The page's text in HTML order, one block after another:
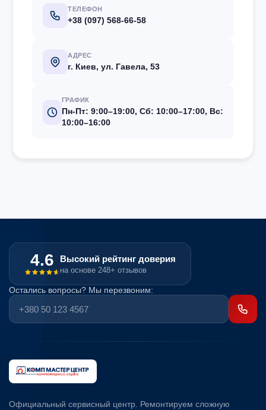
ТЕЛЕФОН
+38 (097) 568-66-58
АДРЕС
г. Киев, ул. Гавела, 53
ГРАФИК
Пн-Пт: 9:00–19:00, Сб: 10:00–17:00, Вс:
10:00–16:00
4.6 Высокий рейтинг доверия
на основе 248+ отзывов
Остались вопросы? Мы перезвоним:
Официальный сервисный центр. Ремонтируем сложную